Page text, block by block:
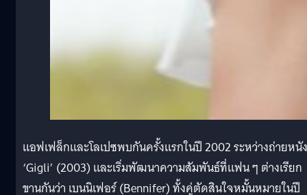
แอฟเฟล็กและโลเปซพบกันครั้งแรกในปี 2002 ระหว่างถ่ายหนัง
‘Gigli’ (2003) และเริ่มพัฒนาความสัมพันธ์ที่แฟน ๆ ต่างเรียก
ขานกันว่า เบนนิเฟอร์ (Bennifer​) ทั้งคู่ตัดสินใจหมั้นหมายในปี